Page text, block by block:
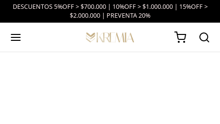
DESCUENTOS 5%OFF > $700.000 | 10%OFF > $1.000.000 | 15%OFF >
$2.000.000 | PREVENTA 20%